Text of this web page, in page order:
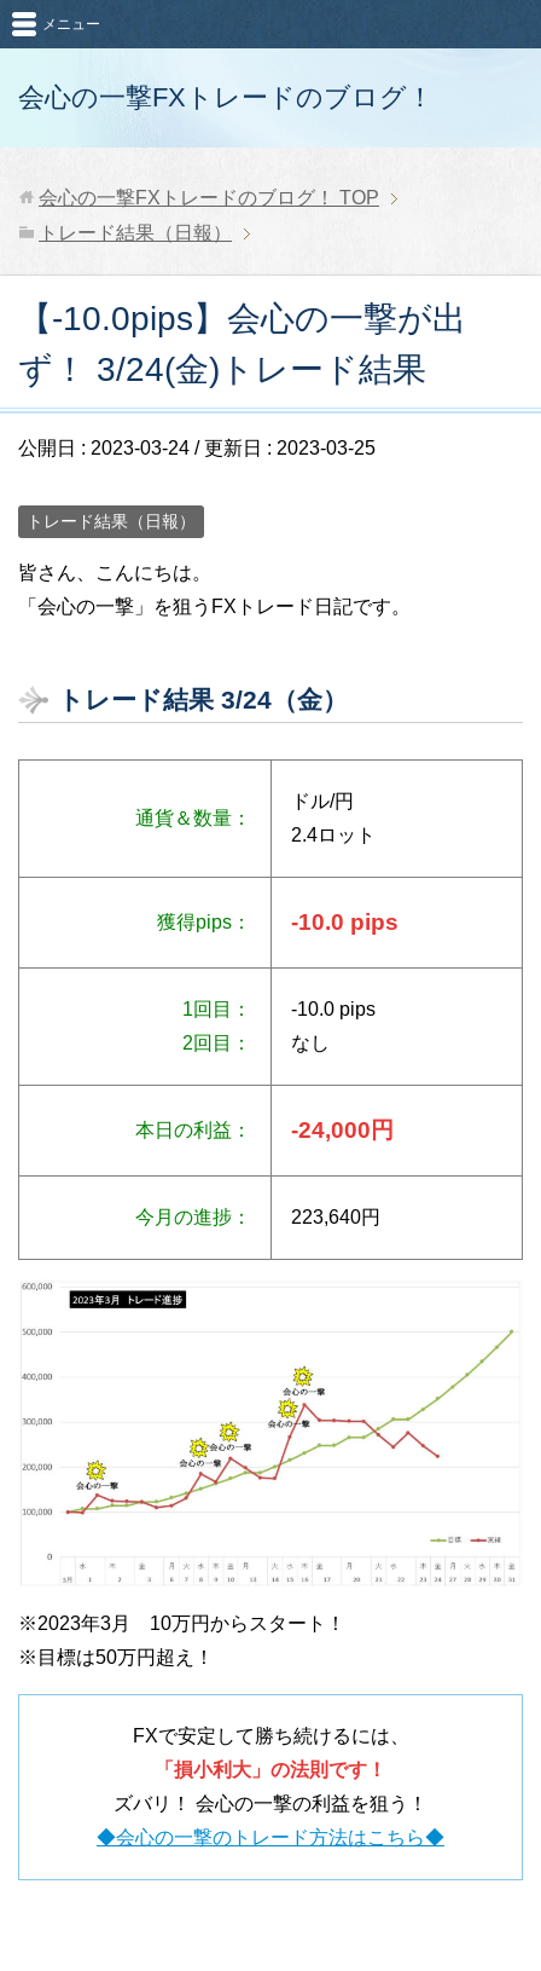
会心の一撃FXトレードのブログ！
メニュー
会心の一撃FXトレードのブログ！
TOP
トレード結果（日報）
【-10.0pips】会心の一撃が出
ず！ 3/24(金)トレード結果
公開日 : 2023-03-24 / 更新日 : 2023-03-25
トレード結果（日報）
皆さん、こんにちは。
「会心の一撃」を狙うFXトレード日記です。
トレード結果 3/24（金）
通貨＆数量：
ドル/円
2.4ロット
獲得pips： -10.0 pips
1回目：
2回目：
-10.0 pips
なし
本日の利益： -24,000円
今月の進捗： 223,640円
※2023年3月 10万円からスタート！
※目標は50万円超え！
FXで安定して勝ち続けるには、
「損小利大」の法則です！
ズバリ！ 会心の一撃の利益を狙う！
◆会心の一撃のトレード方法はこちら◆